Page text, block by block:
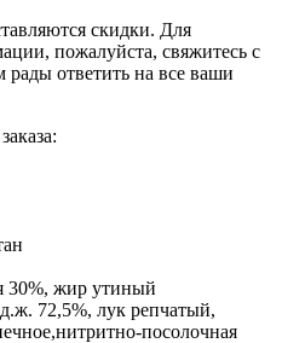
скидки. Для
пожалуйста, свяжитесь с
ответить на все ваши
30%, жир утиный
72,5%, лук репчатый,
посолочная